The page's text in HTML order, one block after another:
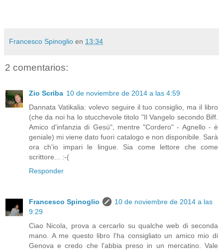
Francesco Spinoglio en 13:34
2 comentarios:
Zio Scriba 10 de noviembre de 2014 a las 4:59
Dannata Vatikalia: volevo seguire il tuo consiglio, ma il libro
(che da noi ha lo stucchevole titolo "Il Vangelo secondo Biff.
Amico d'infanzia di Gesù", mentre "Cordero" - Agnello - è
geniale) mi viene dato fuori catalogo e non disponibile. Sarà
ora ch'io impari le lingue. Sia come lettore che come
scrittore... :-(
Responder
Francesco Spinoglio
10 de noviembre de 2014 a las
9:29
Ciao Nicola, prova a cercarlo su qualche web di seconda
mano. A me questo libro l'ha consigliato un amico mio di
Genova e credo che l'abbia preso in un mercatino. Vale